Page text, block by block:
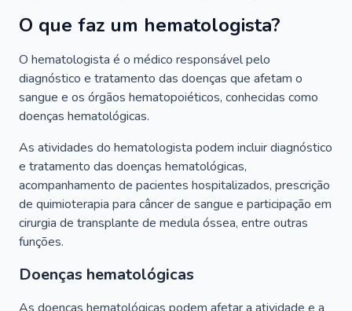
O que faz um hematologista?
O hematologista é o médico responsável pelo
diagnóstico e tratamento das doenças que afetam o
sangue e os órgãos hematopoiéticos, conhecidas como
doenças hematológicas.
As atividades do hematologista podem incluir diagnóstico
e tratamento das doenças hematológicas,
acompanhamento de pacientes hospitalizados, prescrição
de quimioterapia para câncer de sangue e participação em
cirurgia de transplante de medula óssea, entre outras
funções.
Doenças hematológicas